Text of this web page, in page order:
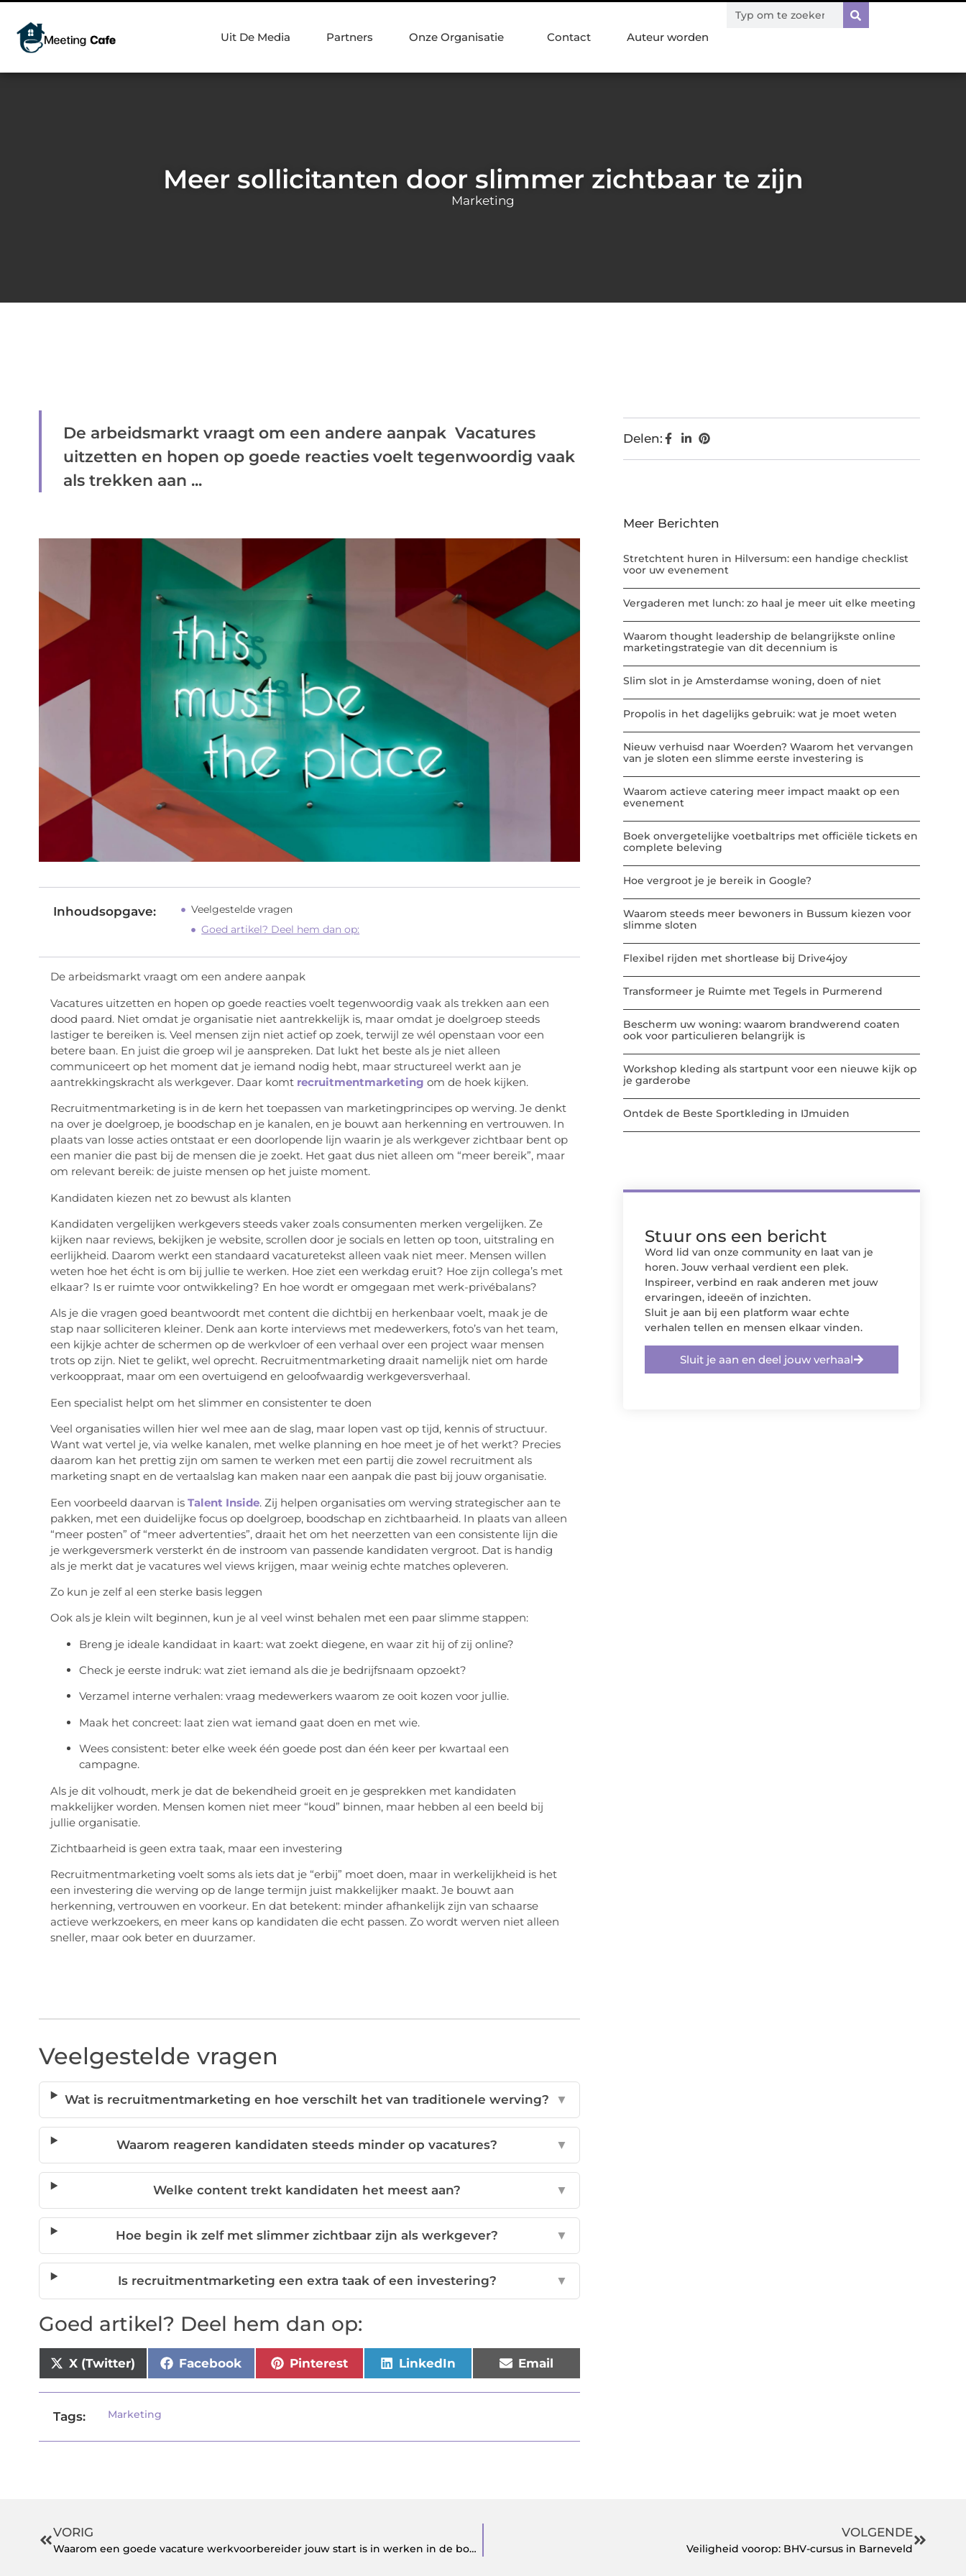
Uit De Media Partners Onze Organisatie Contact Auteur worden
Meer sollicitanten door slimmer zichtbaar te zijn
Marketing
De arbeidsmarkt vraagt om een andere aanpak Vacatures
uitzetten en hopen op goede reacties voelt tegenwoordig vaak
als trekken aan ...
Inhoudsopgave:
Veelgestelde vragen
Goed artikel? Deel hem dan op:
De arbeidsmarkt vraagt om een andere aanpak
Vacatures uitzetten en hopen op goede reacties voelt tegenwoordig vaak als trekken aan een
dood paard. Niet omdat je organisatie niet aantrekkelijk is, maar omdat je doelgroep steeds
lastiger te bereiken is. Veel mensen zijn niet actief op zoek, terwijl ze wél openstaan voor een
betere baan. En juist die groep wil je aanspreken. Dat lukt het beste als je niet alleen
communiceert op het moment dat je iemand nodig hebt, maar structureel werkt aan je
aantrekkingskracht als werkgever. Daar komt recruitmentmarketing om de hoek kijken.
Recruitmentmarketing is in de kern het toepassen van marketingprincipes op werving. Je denkt
na over je doelgroep, je boodschap en je kanalen, en je bouwt aan herkenning en vertrouwen. In
plaats van losse acties ontstaat er een doorlopende lijn waarin je als werkgever zichtbaar bent op
een manier die past bij de mensen die je zoekt. Het gaat dus niet alleen om “meer bereik”, maar
om relevant bereik: de juiste mensen op het juiste moment.
Kandidaten kiezen net zo bewust als klanten
Kandidaten vergelijken werkgevers steeds vaker zoals consumenten merken vergelijken. Ze
kijken naar reviews, bekijken je website, scrollen door je socialsen letten op toon, uitstraling en
eerlijkheid. Daarom werkt een standaard vacaturetekst alleen vaak niet meer. Mensen willen
weten hoe het écht is om bij jullie te werken. Hoe ziet een werkdag eruit? Hoe zijn collega’s met
elkaar? Is er ruimte voor ontwikkeling? En hoe wordt er omgegaan met werk-privébalans?
Als je die vragen goed beantwoordt met content die dichtbij en herkenbaar voelt, maak je de
stap naar solliciteren kleiner. Denk aan korte interviews met medewerkers, foto’s van het team,
een kijkje achter de schermen op de werkvloer of een verhaal over een project waar mensen
trots op zijn. Niet te gelikt, wel oprecht. Recruitmentmarketing draait namelijk niet om harde
verkooppraat, maar om een overtuigend en geloofwaardig werkgeversverhaal.
Een specialist helpt om het slimmer en consistenter te doen
Veel organisaties willen hier wel mee aan de slag, maar lopen vast op tijd, kennis of structuur.
Want wat vertel je, via welke kanalen, met welke planning en hoe meet je of het werkt? Precies
daarom kan het prettig zijn om samen te werken met een partij die zowel recruitment als
marketing snapt en de vertaalslag kan maken naar een aanpak die past bij jouw organisatie.
Een voorbeeld daarvan is Talent Inside. Zij helpen organisaties om werving strategischer aan te
pakken, met een duidelijke focus op doelgroep, boodschap en zichtbaarheid. In plaats van alleen
“meer posten” of “meer advertenties”, draait het om het neerzetten van een consistente lijn die
je werkgeversmerk versterkt én de instroom van passende kandidaten vergroot. Dat is handig
als je merkt dat je vacatures wel views krijgen, maar weinig echte matches opleveren.
Zo kun je zelf al een sterke basis leggen
Ook als je klein wilt beginnen, kun je al veel winst behalen met een paar slimme stappen:
Breng je ideale kandidaat in kaart: wat zoekt diegene, en waar zit hij of zij online?
Check je eerste indruk: wat ziet iemand als die je bedrijfsnaam opzoekt?
Verzamel interne verhalen: vraag medewerkers waarom ze ooit kozen voor jullie.
Maak het concreet: laat zien wat iemand gaat doen en met wie.
Wees consistent: beter elke week één goede post dan één keer per kwartaal een
campagne.
Als je dit volhoudt, merk je dat de bekendheid groeit en je gesprekken met kandidaten
makkelijker worden. Mensen komen niet meer “koud” binnen, maar hebben al een beeld bij
jullie organisatie.
Zichtbaarheid is geen extra taak, maar een investering
Recruitmentmarketing voelt soms als iets dat je “erbij” moet doen, maar in werkelijkheid is het
een investering die werving op de lange termijn juist makkelijker maakt. Je bouwt aan
herkenning, vertrouwen en voorkeur. En dat betekent: minder afhankelijk zijn van schaarse
actieve werkzoekers, en meer kans op kandidaten die echt passen. Zo wordt werven niet alleen
sneller, maar ook beter en duurzamer.
Veelgestelde vragen
Wat is recruitmentmarketing en hoe verschilt het van traditionele werving? ▼
Waarom reageren kandidaten steeds minder op vacatures? ▼
Welke content trekt kandidaten het meest aan? ▼
Hoe begin ik zelf met slimmer zichtbaar zijn als werkgever? ▼
Is recruitmentmarketing een extra taak of een investering? ▼
Goed artikel? Deel hem dan op:
X (Twitter) Facebook Pinterest LinkedIn Email
Tags: Marketing
Delen:
Meer Berichten
Stretchtent huren in Hilversum: een handige checklist
voor uw evenement
Vergaderen met lunch: zo haal je meer uit elke meeting
Waarom thought leadership de belangrijkste online
marketingstrategie van dit decennium is
Slim slot in je Amsterdamse woning, doen of niet
Propolis in het dagelijks gebruik: wat je moet weten
Nieuw verhuisd naar Woerden? Waarom het vervangen
van je sloten een slimme eerste investering is
Waarom actieve catering meer impact maakt op een
evenement
Boek onvergetelijke voetbaltrips met officiële tickets en
complete beleving
Hoe vergroot je je bereik in Google?
Waarom steeds meer bewoners in Bussum kiezen voor
slimme sloten
Flexibel rijden met shortlease bij Drive4joy
Transformeer je Ruimte met Tegels in Purmerend
Bescherm uw woning: waarom brandwerend coaten
ook voor particulieren belangrijk is
Workshop kleding als startpunt voor een nieuwe kijk op
je garderobe
Ontdek de Beste Sportkleding in IJmuiden
Stuur ons een bericht
Word lid van onze community en laat van je
horen. Jouw verhaal verdient een plek.
Inspireer, verbind en raak anderen met jouw
ervaringen, ideeën of inzichten.
Sluit je aan bij een platform waar echte
verhalen tellen en mensen elkaar vinden.
Sluit je aan en deel jouw verhaal
VORIG
Waarom een goede vacature werkvoorbereider jouw start is in werken in de bouw
VOLGENDE
Veiligheid voorop: BHV-cursus in Barneveld